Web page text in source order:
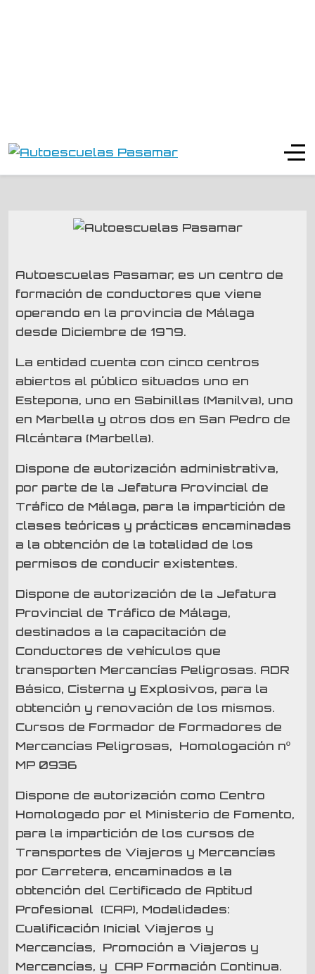
Autoescuelas Pasamar, es un centro de
formación de conductores que viene
operando en la provincia de Málaga
desde Diciembre de 1979.
La entidad cuenta con cinco centros
abiertos al público situados uno en
Estepona, uno en Sabinillas (Manilva), uno
en Marbella y otros dos en San Pedro de
Alcántara (Marbella).
Dispone de autorización administrativa,
por parte de la Jefatura Provincial de
Tráfico de Málaga, para la impartición de
clases teóricas y prácticas encaminadas
a la obtención de la totalidad de los
permisos de conducir existentes.
Dispone de autorización de la Jefatura
Provincial de Tráfico de Málaga,
destinados a la capacitación de
Conductores de vehículos que
transporten Mercancías Peligrosas. ADR
Básico, Cisterna y Explosivos, para la
obtención y renovación de los mismos.
Cursos de Formador de Formadores de
Mercancías Peligrosas, Homologación nº
MP 0936
Dispone de autorización como Centro
Homologado por el Ministerio de Fomento,
para la impartición de los cursos de
Transportes de Viajeros y Mercancías
por Carretera, encaminados a la
obtención del Certificado de Aptitud
Profesional (CAP), Modalidades:
Cualificación Inicial Viajeros y
Mercancías, Promoción a Viajeros y
Mercancías, y CAP Formación Continua.